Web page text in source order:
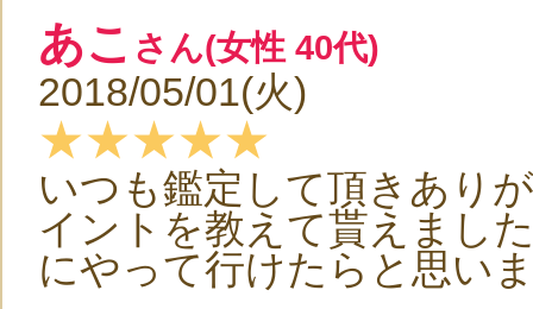
あこ さん(女性 40代)
2018/05/01(火)
★★★★★
いつも鑑定して頂きあり
イントを教えて貰えまし
にやって行けたらと思い